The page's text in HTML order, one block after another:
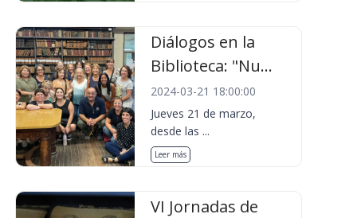
Diálogos en la
Biblioteca: "Nu...
2024-03-21 18:00:00
Jueves 21 de marzo,
desde las ...
Leer más
VI Jornadas de